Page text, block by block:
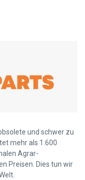
und schwer zu
mehr als 1.600
Agrar-
Preisen. Dies tun wir